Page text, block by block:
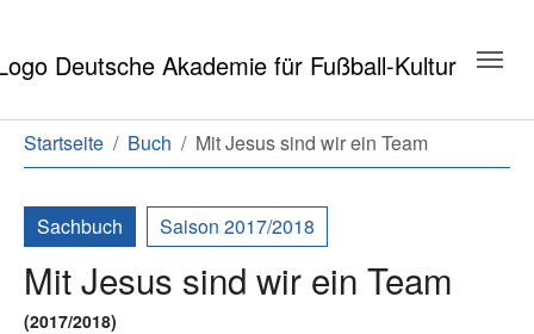
Sie sind hier:
Startseite Buch Mit Jesus sind wir ein Team
Sachbuch Saison 2017/2018
Mit Jesus sind wir ein Team
(2017/2018)